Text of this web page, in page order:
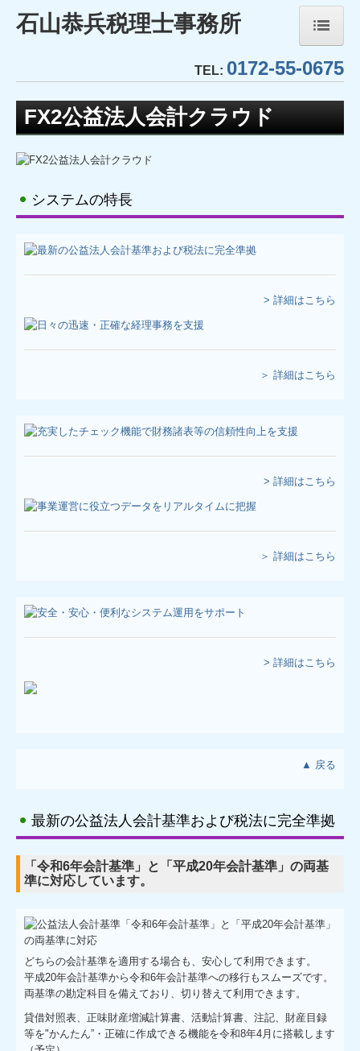
事務所紹介
TKCシステムのご紹介
TKCモニタリング情報サービス
FX4クラウド(社福)
石山恭兵税理士事務所
TEL: 0172-55-0675
FX2公益法人会計クラウド
システムの特長
> 詳細はこちら
＞ 詳細はこちら
> 詳細はこちら
＞ 詳細はこちら
> 詳細はこちら
▲ 戻る
最新の公益法人会計基準および税法に完全準拠
「令和6年会計基準」と「平成20年会計基準」の両基
準に対応しています。
どちらの会計基準を適用する場合も、安心して利用できます。
平成20年会計基準から令和6年会計基準への移行もスムーズです。
両基準の勘定科目を備えており、切り替えて利用できます。
貸借対照表、正味財産増減計算書、活動計算書、注記、財産目録
等を"かんたん”・正確に作成できる機能を令和8年4月に搭載します